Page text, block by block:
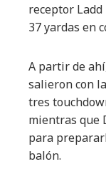
receptor
37 yardas en
A partir de
salieron con
tres
mientras que
para
balón.